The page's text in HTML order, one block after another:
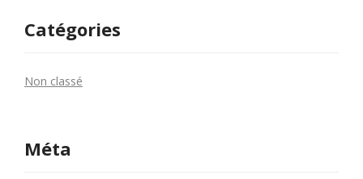
Catégories
Non classé
Méta